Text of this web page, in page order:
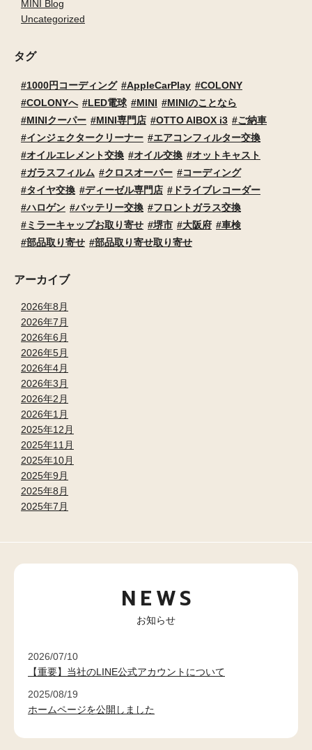
MINI Blog
Uncategorized
タグ
1000円コーディング AppleCarPlay
COLONY
COLONYへ
LED電球 MINI
MINIのことなら
MINIクーパー
MINI専門店 OTTO AIBOX i3
ご納車
インジェクタークリーナー
エアコンフィルター交換
オイルエレメント交換
オイル交換
オットキャスト
ガラスフィルム
クロスオーバー
コーディング
タイヤ交換
ディーゼル専門店
ドライブレコーダー
ハロゲン
バッテリー交換
フロントガラス交換
ミラーキャップお取り寄せ
堺市 大阪府
車検
部品取り寄せ
部品取り寄せ取り寄せ
アーカイブ
2026年8月
2026年7月
2026年6月
2026年5月
2026年4月
2026年3月
2026年2月
2026年1月
2025年12月
2025年11月
2025年10月
2025年9月
2025年8月
2025年7月
NEWS
お知らせ
2026/07/10
【重要】当社のLINE公式アカウントについて
2025/08/19
ホームページを公開しました